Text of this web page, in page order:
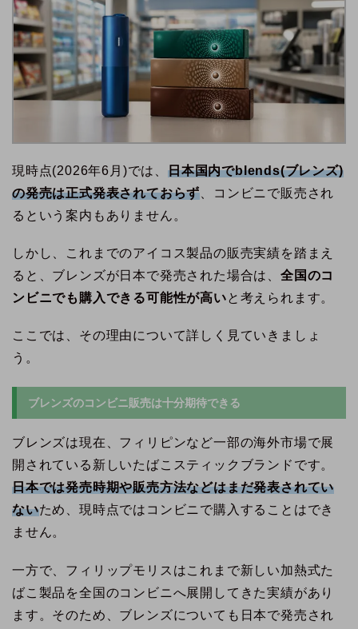
現時点(2026年6月)では、 日本国内でblends(ブレンズ)
の発売は正式発表されておらず 、コンビニで販売され
るという案内もありません。
しかし、これまでのアイコス製品の販売実績を踏まえ
ると、ブレンズが日本で発売された場合は、 全国のコ
ンビニでも購入できる可能性が高いと考えられます。
ここでは、その理由について詳しく見ていきましょ
う。
ブレンズのコンビニ販売は十分期待できる
ブレンズは現在、フィリピンなど一部の海外市場で展
開されている新しいたばこスティックブランドです。
日本では発売時期や販売方法などはまだ発表されてい
ないため、現時点ではコンビニで購入することはでき
ません。
一方で、フィリップモリスはこれまで新しい加熱式た
ばこ製品を全国のコンビニへ展開してきた実績があり
ます。そのため、ブレンズについても日本で発売され